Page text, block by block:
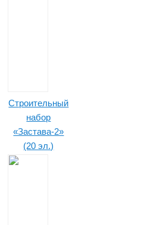
Строительный
набор
«Застава-2»
(20 эл.)